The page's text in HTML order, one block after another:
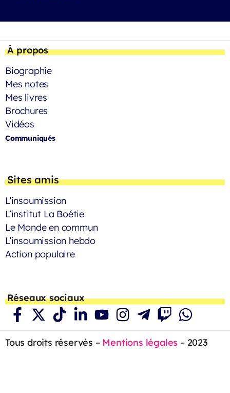
À propos
Biographie
Mes notes
Mes livres
Brochures
Vidéos
Communiqués
Sites amis
L’insoumission
L’institut La Boétie
Le Monde en commun
L’insoumission hebdo
Action populaire
Réseaux sociaux
Tous droits réservés – Mentions légales – 2023